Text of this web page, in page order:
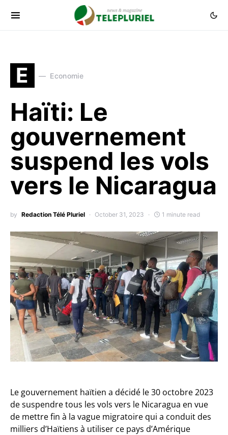
E Economie
Haïti: Le
gouvernement
suspend les vols
vers le Nicaragua
by Redaction Télé Pluriel October 31, 2023 1 minute read
Le gouvernement haïtien a décidé le 30 octobre 2023
de suspendre tous les vols vers le Nicaragua en vue
de mettre fin à la vague migratoire qui a conduit des
milliers d’Haïtiens à utiliser ce pays d’Amérique